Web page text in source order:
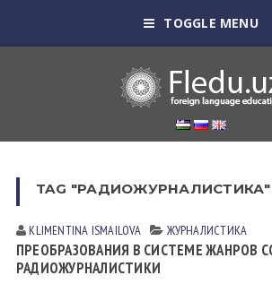
TOGGLE MENU
TAG "РАДИОЖУРНАЛИСТИКА"
KLIMENTINA ISMАILOVА ЖУРНАЛИСТИКА
ПРЕОБРАЗОВАНИЯ В СИСТЕМЕ ЖАНРОВ
РАДИОЖУРНАЛИСТИКИ